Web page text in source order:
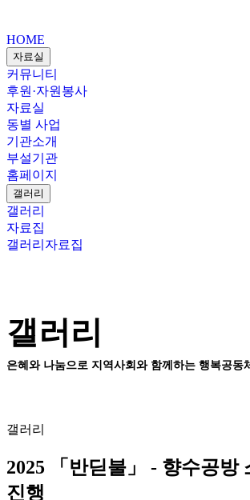
HOME
자료실
커뮤니티
후원·자원봉사
자료실
동별 사업
기관소개
부설기관
홈페이지
갤러리
갤러리
자료집
갤러리 자료집
갤러리
은혜와 나눔으로 지역사회와 함께하는 행복공동
갤러리
2025 「반딛불」 - 향수공방
진행